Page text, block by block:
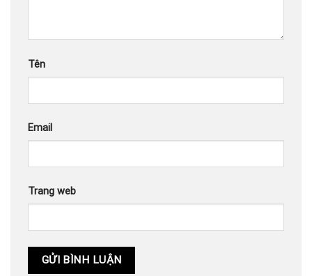
Tên
Email
Trang web